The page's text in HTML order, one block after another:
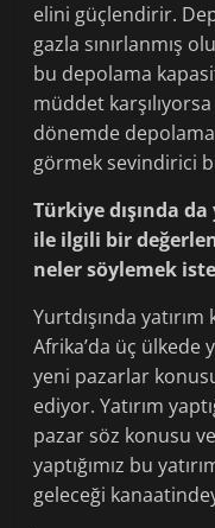
elini güçlendirir.
gazla sınırlanmış
bu depolama
müddet
dönemde depolama
görmek sevindirici
Türkiye dışında
ile ilgili bir
neler söylemek
Yurtdışında
Afrika’da üç ülkede
yeni pazarlar
ediyor. Yatırım
pazar söz konusu
yaptığımız bu
geleceği